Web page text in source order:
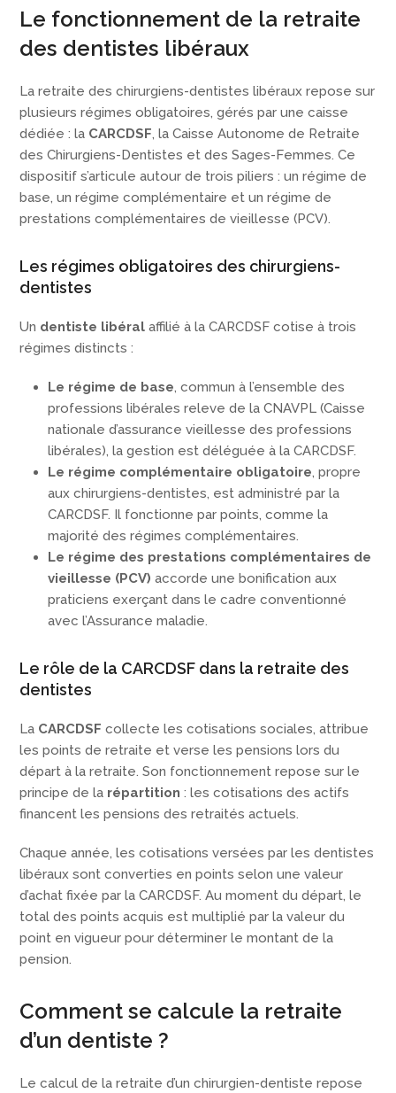
Le fonctionnement de la retraite
des dentistes libéraux
La retraite des chirurgiens-dentistes libéraux repose sur
plusieurs régimes obligatoires, gérés par une caisse
dédiée : la CARCDSF, la Caisse Autonome de Retraite
des Chirurgiens-Dentistes et des Sages-Femmes. Ce
dispositif s’articule autour de trois piliers : un régime de
base, un régime complémentaire et un régime de
prestations complémentaires de vieillesse (PCV).
Les régimes obligatoires des chirurgiens-
dentistes
Un dentiste libéral affilié à la CARCDSF cotise à trois
régimes distincts :
Le régime de base, commun à l’ensemble des
professions libérales releve de la CNAVPL (Caisse
nationale d’assurance vieillesse des professions
libérales), la gestion est déléguée à la CARCDSF.
Le régime complémentaire obligatoire, propre
aux chirurgiens-dentistes, est administré par la
CARCDSF. Il fonctionne par points, comme la
majorité des régimes complémentaires.
Le régime des prestations complémentaires de
vieillesse (PCV) accorde une bonification aux
praticiens exerçant dans le cadre conventionné
avec l’Assurance maladie.
Le rôle de la CARCDSF dans la retraite des
dentistes
La CARCDSF collecte les cotisations sociales, attribue
les points de retraite et verse les pensions lors du
départ à la retraite. Son fonctionnement repose sur le
principe de la répartition : les cotisations des actifs
financent les pensions des retraités actuels.
Chaque année, les cotisations versées par les dentistes
libéraux sont converties en points selon une valeur
d’achat fixée par la CARCDSF. Au moment du départ, le
total des points acquis est multiplié par la valeur du
point en vigueur pour déterminer le montant de la
pension.
Comment se calcule la retraite
d’un dentiste ?
Le calcul de la retraite d’un chirurgien-dentiste repose